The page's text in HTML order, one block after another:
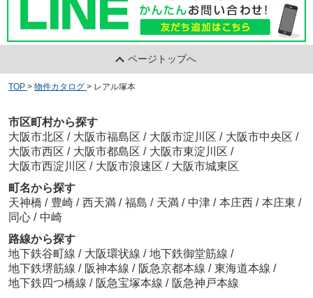
ページトップへ
TOP > 物件カタログ > レアル塚本
市区町村から探す
大阪市北区 / 大阪市福島区 / 大阪市淀川区 / 大阪市中央区 /
大阪市西区 / 大阪市都島区 / 大阪市東淀川区 /
大阪市西淀川区 / 大阪市浪速区 / 大阪市城東区
町名から探す
天神橋 / 豊崎 / 西天満 / 福島 / 天満 / 中津 / 本庄西 / 本庄東 /
同心 / 中崎
路線から探す
地下鉄谷町線 / 大阪環状線 / 地下鉄御堂筋線 /
地下鉄堺筋線 / 阪神本線 / 阪急京都本線 / 東海道本線 /
地下鉄四つ橋線 / 阪急宝塚本線 / 阪急神戸本線